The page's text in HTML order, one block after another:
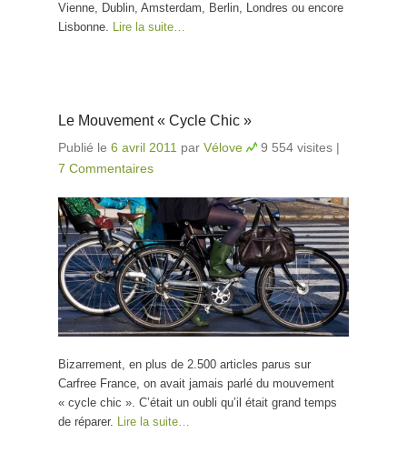
Vienne, Dublin, Amsterdam, Berlin, Londres ou encore
Lisbonne. Lire la suite…
Le Mouvement « Cycle Chic »
Publié le 6 avril 2011 par Vélove 9 554 visites |
7 Commentaires
Bizarrement, en plus de 2.500 articles parus sur
Carfree France, on avait jamais parlé du mouvement
« cycle chic ». C’était un oubli qu’il était grand temps
de réparer. Lire la suite…